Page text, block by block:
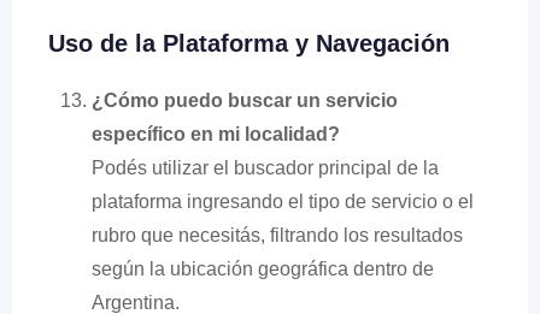
Uso de la Plataforma y Navegación
¿Cómo puedo buscar un servicio
específico en mi localidad?
Podés utilizar el buscador principal de la
plataforma ingresando el tipo de servicio o el
rubro que necesitás, filtrando los resultados
según la ubicación geográfica dentro de
Argentina.